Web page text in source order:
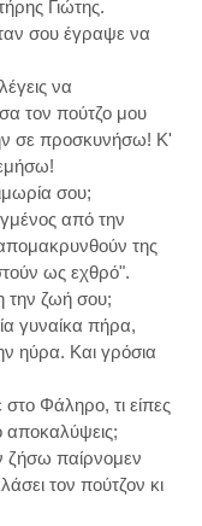
Γιώτης.
σου έγραψε να
να
τον πούτζο μου
σε προσκυνήσω! Κ'
σου;
από την
της
ως εχθρό".
την ζωή σου;
γυναίκα πήρα,
ηύρα. Και γρόσια
Φάληρο, τι είπες
αποκαλύψεις;
ζήσω παίρνομεν
τον πούτζον κι